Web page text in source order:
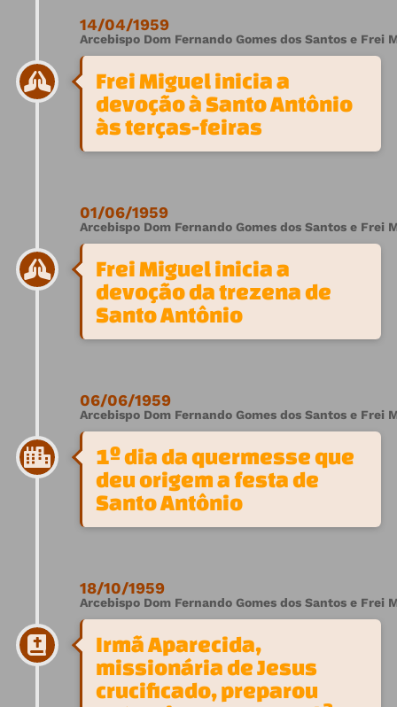
14/04/1959
Arcebispo Dom Fernando Gomes dos Santos e Frei
Frei Miguel inicia a
devoção à Santo Antônio
às terças-feiras
01/06/1959
Arcebispo Dom Fernando Gomes dos Santos e Frei
Frei Miguel inicia a
devoção da trezena de
Santo Antônio
06/06/1959
Arcebispo Dom Fernando Gomes dos Santos e Frei
1º dia da quermesse que
deu origem a festa de
Santo Antônio
18/10/1959
Arcebispo Dom Fernando Gomes dos Santos e Frei
Irmã Aparecida,
missionária de Jesus
crucificado, preparou